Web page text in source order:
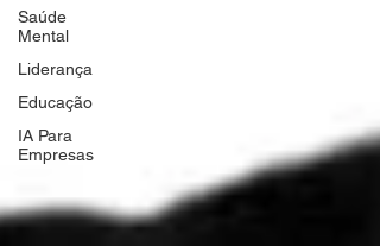
Saúde
Mental
Liderança
Educação
IA Para
Empresas